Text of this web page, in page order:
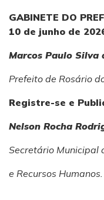
GABINETE DO
10 de junho de
Marcos Paulo Silva
Prefeito de Rosário
Registre-se e
Nelson Rocha
Secretário Municipal
e Recursos Humanos.